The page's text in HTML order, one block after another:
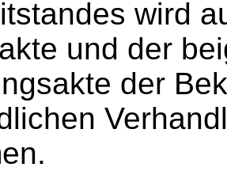
wird
und der
der